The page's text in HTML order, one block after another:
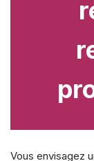
Vous envisagez